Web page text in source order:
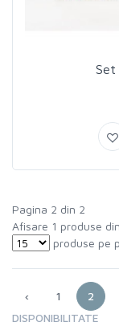
Set
Pagina 2 din 2
Afisare 1 produse
produse pe
‹ 1 2
DISPONIBILITATE